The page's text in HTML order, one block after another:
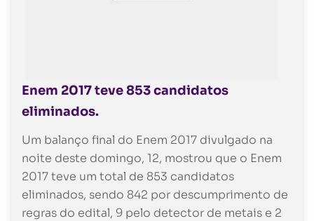
Enem 2017 teve 853 candidatos
eliminados.
Um balanço final do Enem 2017 divulgado na
noite deste domingo, 12, mostrou que o Enem
2017 teve um total de 853 candidatos
eliminados, sendo 842 por descumprimento de
regras do edital, 9 pelo detector de metais e 2